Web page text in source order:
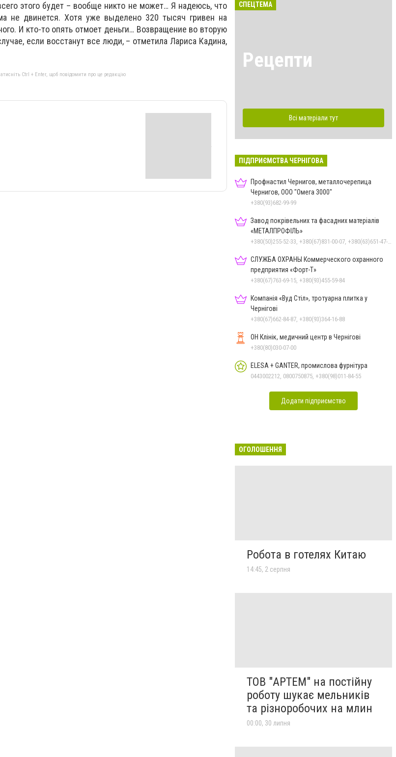
этого будет – вообще никто не может… Я надеюсь, что
не двинется. Хотя уже выделено 320 тысяч гривен на
И кто-то опять отмоет деньги… Возвращение во вторую
если восстанут все люди, – отметила Лариса Кадина,
Ctrl + Enter, щоб повідомити про це редакцію
СПЕЦТЕМА
Рецепти
Всі матеріали тут
ПІДПРИЄМСТВА ЧЕРНІГОВА
Профнастил Чернигов, металлочерепица
Чернигов, ООО "Омега 3000"
+380(93)682-99-99
Завод покрівельних та фасадних матеріалів
«МЕТАЛПРОФІЛЬ»
СЛУЖБА ОХРАНЫ Коммерческого охранного
предприятия «Форт-Т»
+380(67)763-69-15, +380(93)455-59-84
Компанія «Вуд Стіл», тротуарна плитка у
Чернігові
+380(67)662-84-87, +380(93)364-16-88
ОН Клінік, медичний центр в Чернігові
+380(80)030-07-00
ELESA + GANTER, промислова фурнітура
0443002212, 0800750875, +380(98)011-84-55
Додати підприємство
ОГОЛОШЕННЯ
Робота в готелях Китаю
14:45, 2 серпня
ТОВ "АРТЕМ" на постійну
роботу шукає мельників
та різноробочих на млин
00:00, 30 липня